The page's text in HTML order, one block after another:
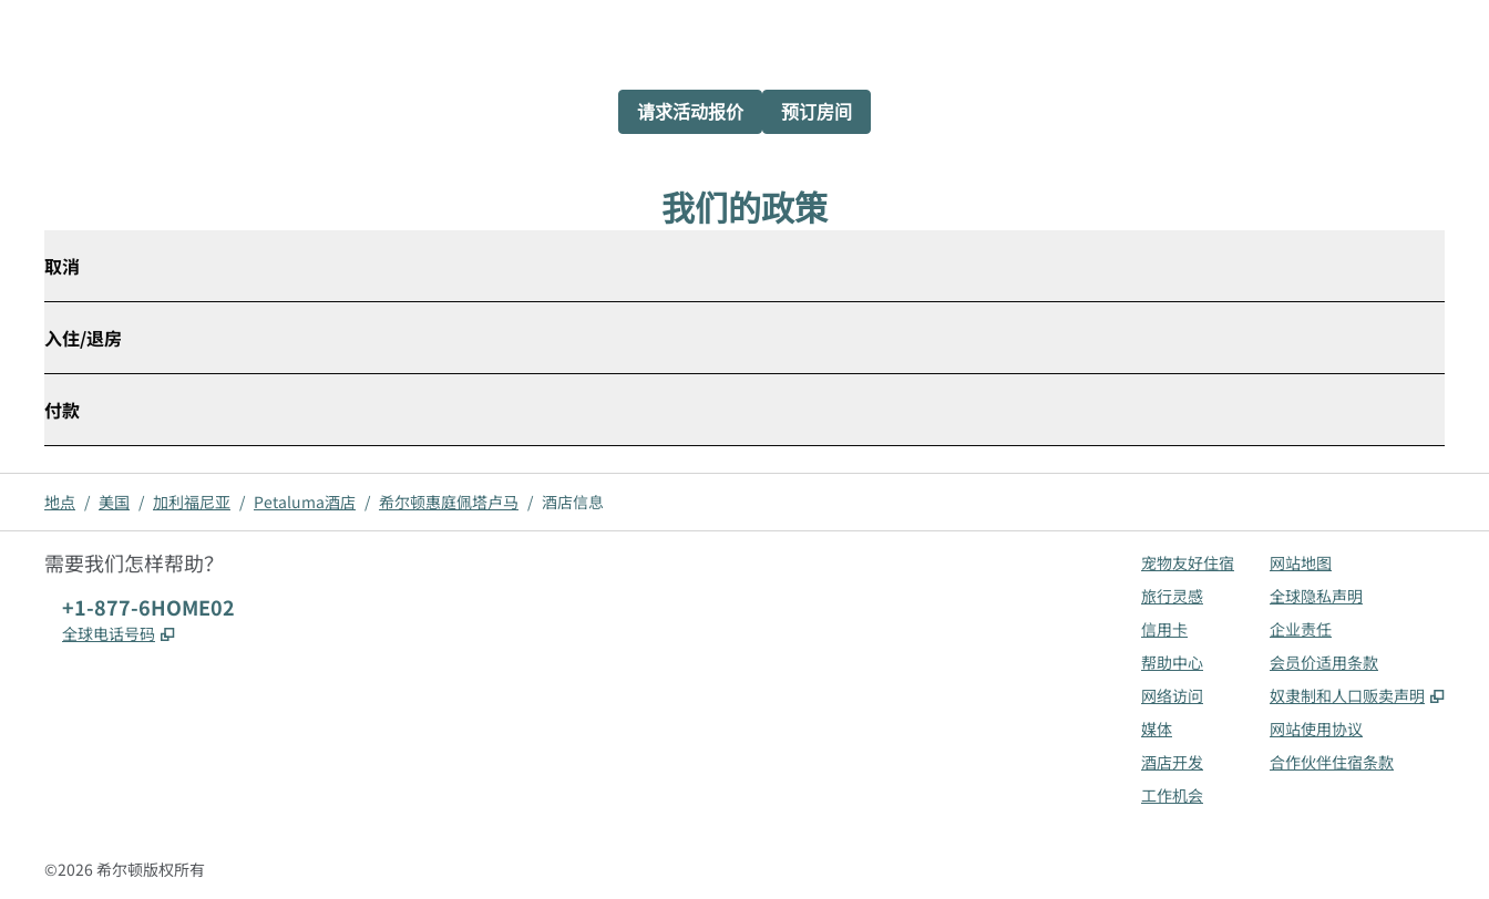
请求活动报价, 打开新标签
预订房间
我们的政策
取消
入住/退房
付款
地点 / 美国 / 加利福尼亚 / Petaluma酒店 / 希尔顿惠庭佩塔卢马 / 酒店信息
需要我们怎样帮助？
电话:
+1-877-6HOME02
全球电话号码 ,
宠物友好住宿
旅行灵感
信用卡
帮助中心
网络访问
媒体
酒店开发
工作机会
网站地图
全球隐私声明
企业责任
会员价适用条款
奴隶制和人口贩卖声明
,
网站使用协议
合作伙伴住宿条款
©2026 希尔顿版权所有